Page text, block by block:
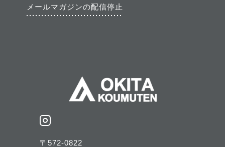
〒572-0822
メールマガジンの配信停止